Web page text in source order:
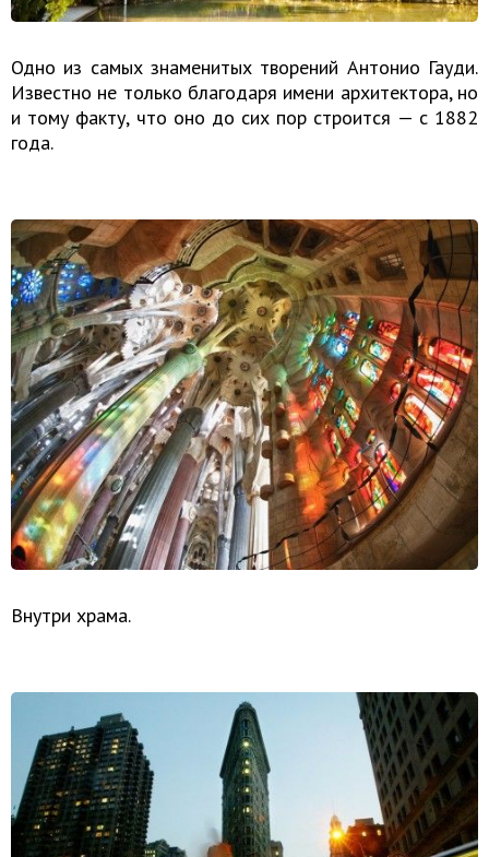
Одно из самых знаменитых творений Антонио Гауди.
Известно не только благодаря имени архитектора, но
и тому факту, что оно до сих пор строится — с 1882
года.
Внутри храма.